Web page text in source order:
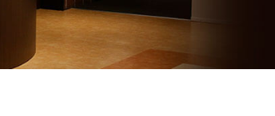
［道路交通部､国土･海洋部､企画部］